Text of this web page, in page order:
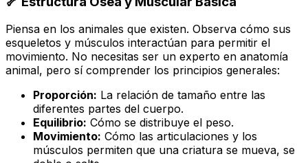
Piensa en los animales que existen. Observa cómo sus
esqueletos y músculos interactúan para permitir el
movimiento. No necesitas ser un experto en anatomía
animal, pero sí comprender los principios generales:
Proporción: La relación de tamaño entre las
diferentes partes del cuerpo.
Equilibrio: Cómo se distribuye el peso.
Movimiento: Cómo las articulaciones y los
músculos permiten que una criatura se mueva, se